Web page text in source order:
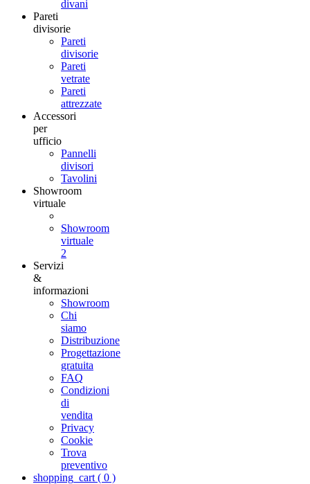
divani
Pareti
divisorie
Pareti
divisorie
Pareti
vetrate
Pareti
attrezzate
Accessori
per
ufficio
Pannelli
divisori
Tavolini
Showroom
virtuale
Showroom
virtuale
2
Servizi
&
informazioni
Showroom
Chi
siamo
Distribuzione
Progettazione
gratuita
FAQ
Condizioni
di
vendita
Privacy
Cookie
Trova
preventivo
shopping_cart ( 0 )